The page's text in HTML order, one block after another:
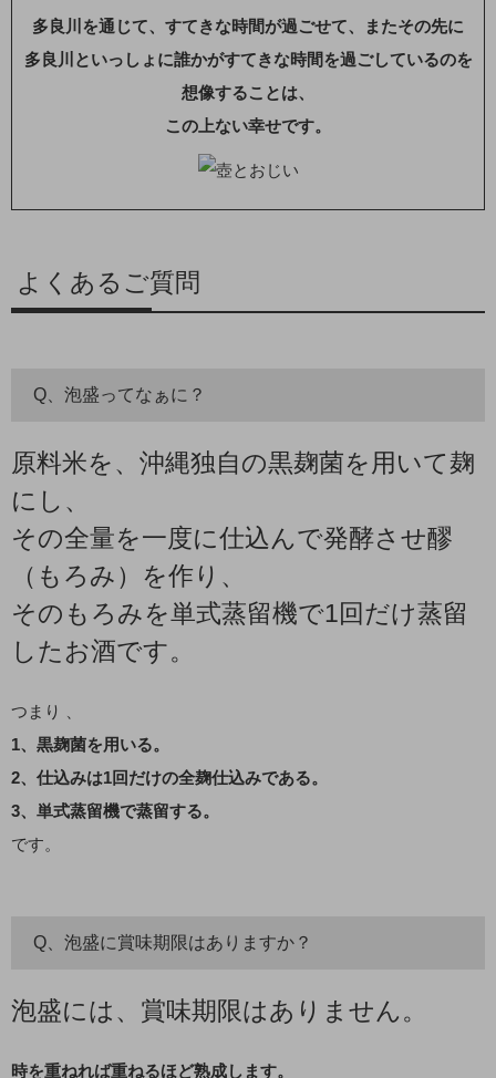
多良川を通じて、すてきな時間が過ごせて、またその先に
多良川といっしょに誰かがすてきな時間を過ごしているのを
想像することは、
この上ない幸せです。
よくあるご質問
Q、泡盛ってなぁに？
原料米を、沖縄独自の黒麹菌を用いて麹
にし、
その全量を一度に仕込んで発酵させ醪
（もろみ）を作り、
そのもろみを単式蒸留機で1回だけ蒸留
したお酒です。
つまり 、
1、黒麹菌を用いる。
2、仕込みは1回だけの全麹仕込みである。
3、単式蒸留機で蒸留する。
です。
Q、泡盛に賞味期限はありますか？
泡盛には、賞味期限はありません。
時を重ねれば重ねるほど熟成します。